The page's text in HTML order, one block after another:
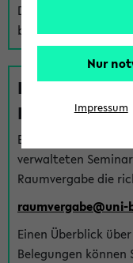
Detailseite zum
betreffenden
Fragen zu im
Räumen
Bei Fragen zur
verwalteten
Raumvergabe die
raumvergabe@uni-
Einen Überblick
Belegungen können
Nur
Impressum